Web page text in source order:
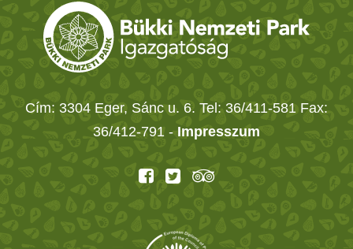
Cím: 3304 Eger, Sánc u. 6. Tel: 36/411-581 Fax:
36/412-791 - Impresszum